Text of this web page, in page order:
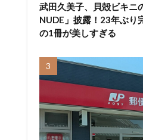
武田久美子、貝殻ビキニ
NUDE」披露！23年ぶり
の1冊が美しすぎる